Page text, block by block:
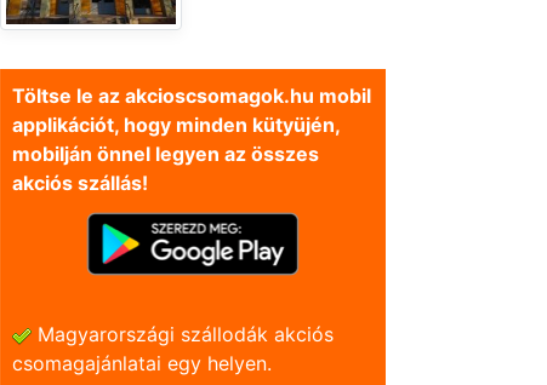
Töltse le az akcioscsomagok.hu mobil
applikációt, hogy minden kütyüjén,
mobilján önnel legyen az összes
akciós szállás!
Magyarországi szállodák akciós
csomagajánlatai egy helyen.